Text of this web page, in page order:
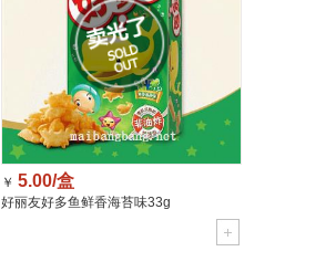
￥ 5.00/盒
好丽友好多鱼鲜香海苔味33g